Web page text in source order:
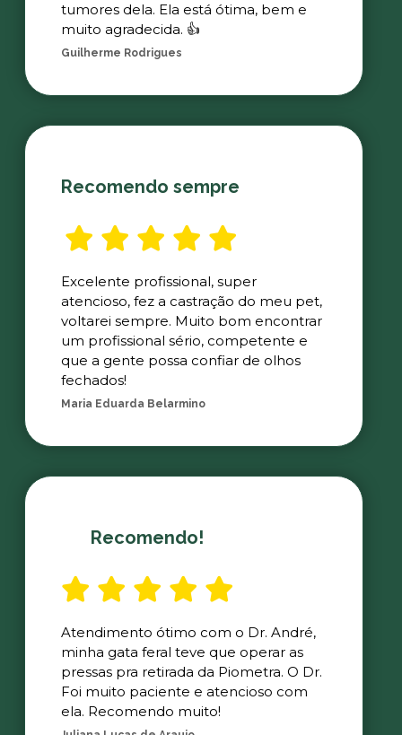
tumores dela. Ela está ótima, bem e
muito agradecida. 👍
Guilherme Rodrigues
Recomendo sempre
Excelente profissional, super
atencioso, fez a castração do meu pet,
voltarei sempre. Muito bom encontrar
um profissional sério, competente e
que a gente possa confiar de olhos
fechados!
Maria Eduarda Belarmino
Recomendo!
Atendimento ótimo com o Dr. André,
minha gata feral teve que operar as
pressas pra retirada da Piometra. O Dr.
Foi muito paciente e atencioso com
ela. Recomendo muito!